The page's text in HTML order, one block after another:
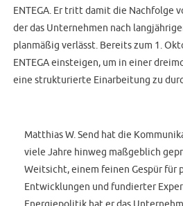
ENTEGA. Er tritt damit die Nachfolge
der das Unternehmen nach
planmäßig verlässt. Bereits zum 1.
ENTEGA einsteigen, um in einer
eine strukturierte Einarbeitung zu
Matthias W. Send hat die
viele Jahre hinweg maßgeblich
Weitsicht, einem feinen Gespür für
Entwicklungen und fundierter
Energiepolitik hat er das